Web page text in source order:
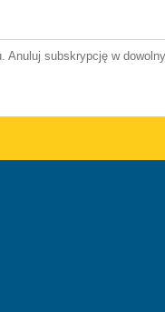
Anuluj subskrypcję w